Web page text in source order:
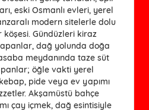
eski Osmanlı evleri, yerel
modern sitelerle dolu
Gündüzleri kiraz
dağ yolunda doğa
meydanında taze süt
öğle vakti yerel
pide veya ev yapımı
Akşamüstü bahçe
çay içmek, dağ esintisiyle